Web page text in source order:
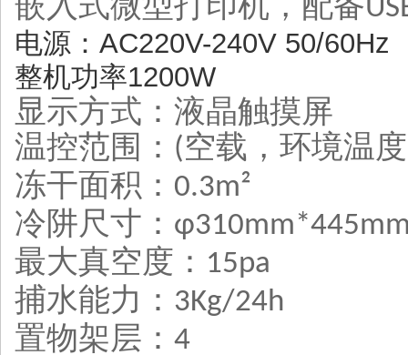
电源 ： AC220V-240V 50/60Hz
整机功率1200W
显示方式 ： 液晶触摸屏
温控范围 ： (空载，环境温度
冻干面积 ： 0.3m²
冷阱尺寸 ：
最大真空度 ： 15pa
捕水能力： 3Kg/24h
置物架层 ： 4